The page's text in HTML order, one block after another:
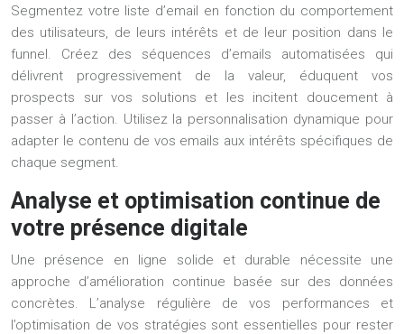
Segmentez votre liste d’email en fonction du comportement
des utilisateurs, de leurs intérêts et de leur position dans le
funnel. Créez des séquences d’emails automatisées qui
délivrent progressivement de la valeur, éduquent vos
prospects sur vos solutions et les incitent doucement à
passer à l’action. Utilisez la personnalisation dynamique pour
adapter le contenu de vos emails aux intérêts spécifiques de
chaque segment.
Analyse et optimisation continue de
votre présence digitale
Une présence en ligne solide et durable nécessite une
approche d’amélioration continue basée sur des données
concrètes. L’analyse régulière de vos performances et
l’optimisation de vos stratégies sont essentielles pour rester